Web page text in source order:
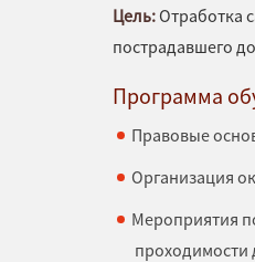
Цель:Отработка
пострадавшего
Программа
Правовые
Организация
Мероприятия
проходимости